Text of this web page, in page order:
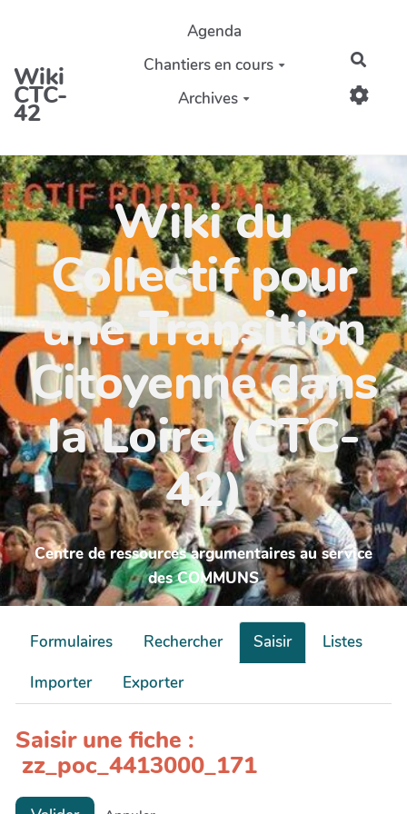
Aller au contenu principal
Wiki
CTC-
42
Agenda
Chantiers en cours
Archives
Wiki du
Collectif pour
une Transition
Citoyenne dans
la Loire (CTC-
42)
Centre de ressources argumentaires au service
des COMMUNS
Formulaires Rechercher Saisir
Listes
Importer
Exporter
Saisir une fiche :
zz_poc_4413000_171